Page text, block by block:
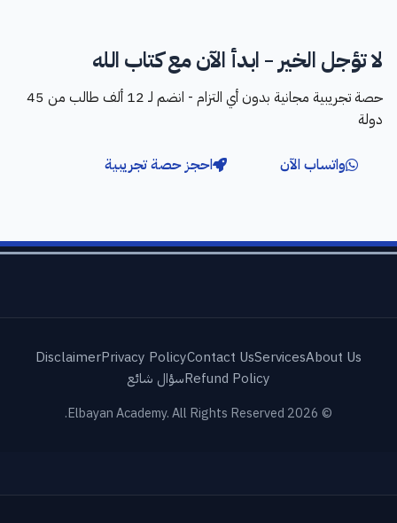
لا تؤجل الخير - ابدأ الآن مع كتاب الله
حصة تجريبية مجانية بدون أي التزام - انضم لـ 12 ألف طالب من 45
دولة
واتساب الآن احجز حصة تجريبية
About Us
Services
Contact Us
Privacy Policy
Disclaimer
Refund Policyسؤال شائع
© 2026 Elbayan Academy. All Rights Reserved.